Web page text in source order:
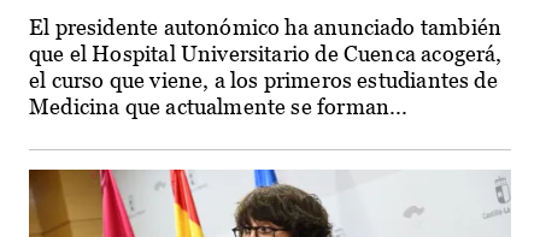
El presidente autonómico ha anunciado también
que el Hospital Universitario de Cuenca acogerá,
el curso que viene, a los primeros estudiantes de
Medicina que actualmente se forman...